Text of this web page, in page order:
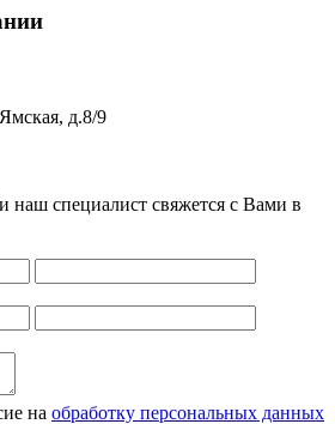
д.8/9
наш специалист свяжется с Вами в
на обработку персональных данных